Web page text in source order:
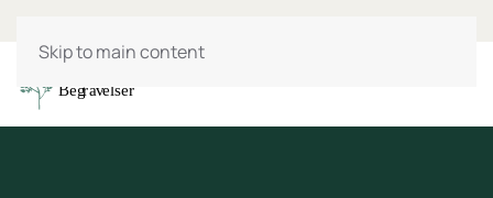
Skip to main content